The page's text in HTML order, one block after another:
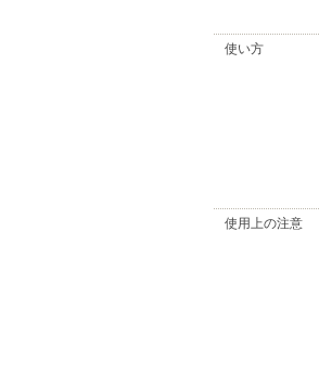
使い方
使用上の注意